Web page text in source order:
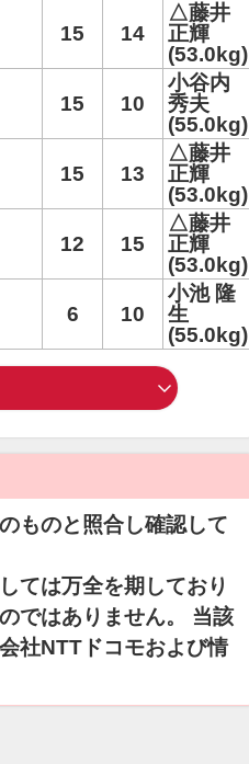
15 14
△藤井
正輝
(53.0kg)
15 10
小谷内
秀夫
(55.0kg)
15 13
△藤井
正輝
(53.0kg)
12 15
△藤井
正輝
(53.0kg)
6 10
小池 隆
生
(55.0kg)
ものと照合し確認して
ては万全を期しており
ではありません。 当該
社NTTドコモおよび情